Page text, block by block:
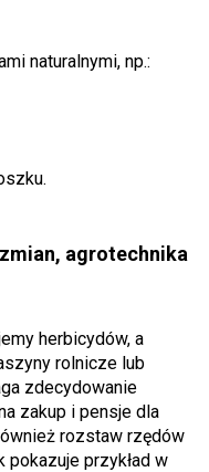
naturalnymi, np.:
agrotechnika
herbicydów, a
rolnicze lub
zdecydowanie
zakup i pensje dla
rozstaw rzędów
przykład w